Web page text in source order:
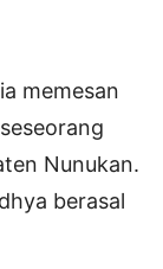
memesan
Nunukan.
berasal